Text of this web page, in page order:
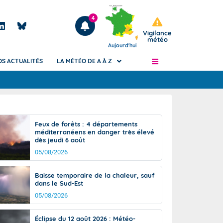
Articles
4
Aujourd'hui
Vigilance
météo
de
Phénomènes dangereux de J+2 à J+7
Avertissement pluies intenses à l'échelle
des communes (Apic)
Bulletins Marine
Bulletins d'estimation du risque
d'avalanche
Météo des forêts
Vigicrues
ACTUALITÉS LA MÉTÉO DE A À Z
Feux de forêts : 4 départements
méditerranéens en danger très élevé
dès jeudi 6 août
05/08/2026
Baisse temporaire de la chaleur, sauf
dans le Sud-Est
05/08/2026
Éclipse du 12 août 2026 : Météo-